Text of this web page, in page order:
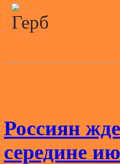
Россиян
середине